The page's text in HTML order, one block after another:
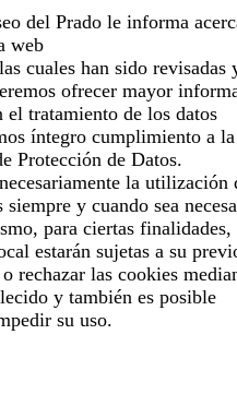
del Prado le informa
web
cuales han sido revisadas
ofrecer mayor
el tratamiento de los datos
íntegro cumplimiento a la
Protección de Datos.
la utilización
y cuando sea
para ciertas finalidades,
estarán sujetas a su
rechazar las cookies
y también es posible
su uso.